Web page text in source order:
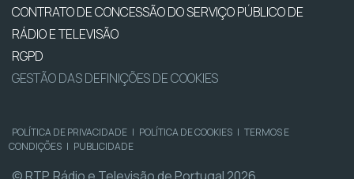
CONTRATO DE CONCESSÃO DO SERVIÇO PÚBLICO DE
RÁDIO E TELEVISÃO
RGPD
GESTÃO DAS DEFINIÇÕES DE COOKIES
POLÍTICA DE PRIVACIDADE | POLÍTICA DE COOKIES | TERMOS E
CONDIÇÕES | PUBLICIDADE